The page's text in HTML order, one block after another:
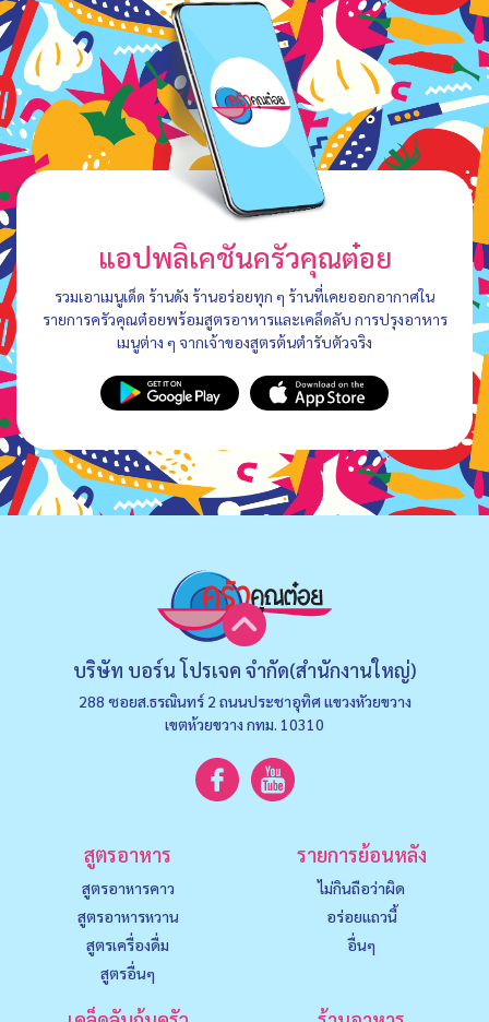
แอปพลิเคชันครัวคุณต๋อย
รวมเอาเมนูเด็ด ร้านดัง ร้านอร่อยทุก ๆ ร้านที่เคยออกอากาศใน
รายการครัวคุณต๋อยพร้อมสูตรอาหารและเคล็ดลับ การปรุงอาหาร
เมนูต่าง ๆ จากเจ้าของสูตรต้นตำรับตัวจริง
บริษัท บอร์น โปรเจค จำกัด(สำนักงานใหญ่)
288 ซอยส.ธรณินทร์ 2 ถนนประชาอุทิศ แขวงหัวยขวาง
เขตห้วยขวาง กทม. 10310
สูตรอาหาร
สูตรอาหารคาว
สูตรอาหารหวาน
สูตรเครื่องดื่ม
สูตรอื่นๆ
รายการย้อนหลัง
ไม่กินถือว่าผิด
อร่อยแถวนี้
อื่นๆ